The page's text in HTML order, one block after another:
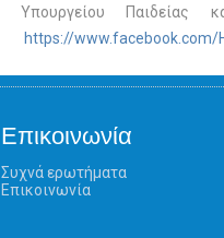
Υπουργείου Παιδείας
https://www.facebook.com/
Επικοινωνία
Συχνά ερωτήματα
Επικοινωνία